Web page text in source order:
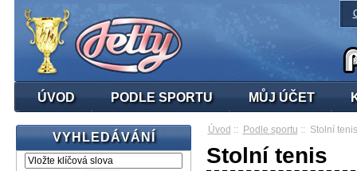
ÚVOD PODLE SPORTU MŮJ ÚČET
VYHLEDÁVÁNÍ
Úvod :: Podle sportu :: Stolní tenis
Stolní tenis